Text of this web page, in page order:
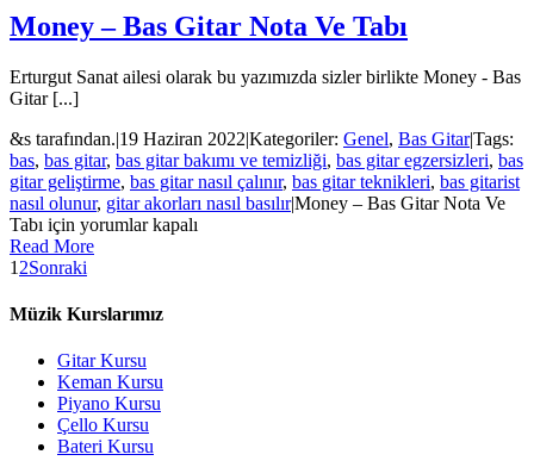
Money – Bas Gitar Nota Ve Tabı
Erturgut Sanat ailesi olarak bu yazımızda sizler birlikte Money - Bas
Gitar [...]
&s tarafından.|19 Haziran 2022|Kategoriler: Genel, Bas Gitar|Tags:
bas, bas gitar, bas gitar bakımı ve temizliği, bas gitar egzersizleri, bas
gitar geliştirme, bas gitar nasıl çalınır, bas gitar teknikleri, bas gitarist
nasıl olunur, gitar akorları nasıl basılır|Money – Bas Gitar Nota Ve
Tabı için yorumlar kapalı
Read More
1 2Sonraki
Müzik Kurslarımız
Gitar Kursu
Keman Kursu
Piyano Kursu
Çello Kursu
Bateri Kursu